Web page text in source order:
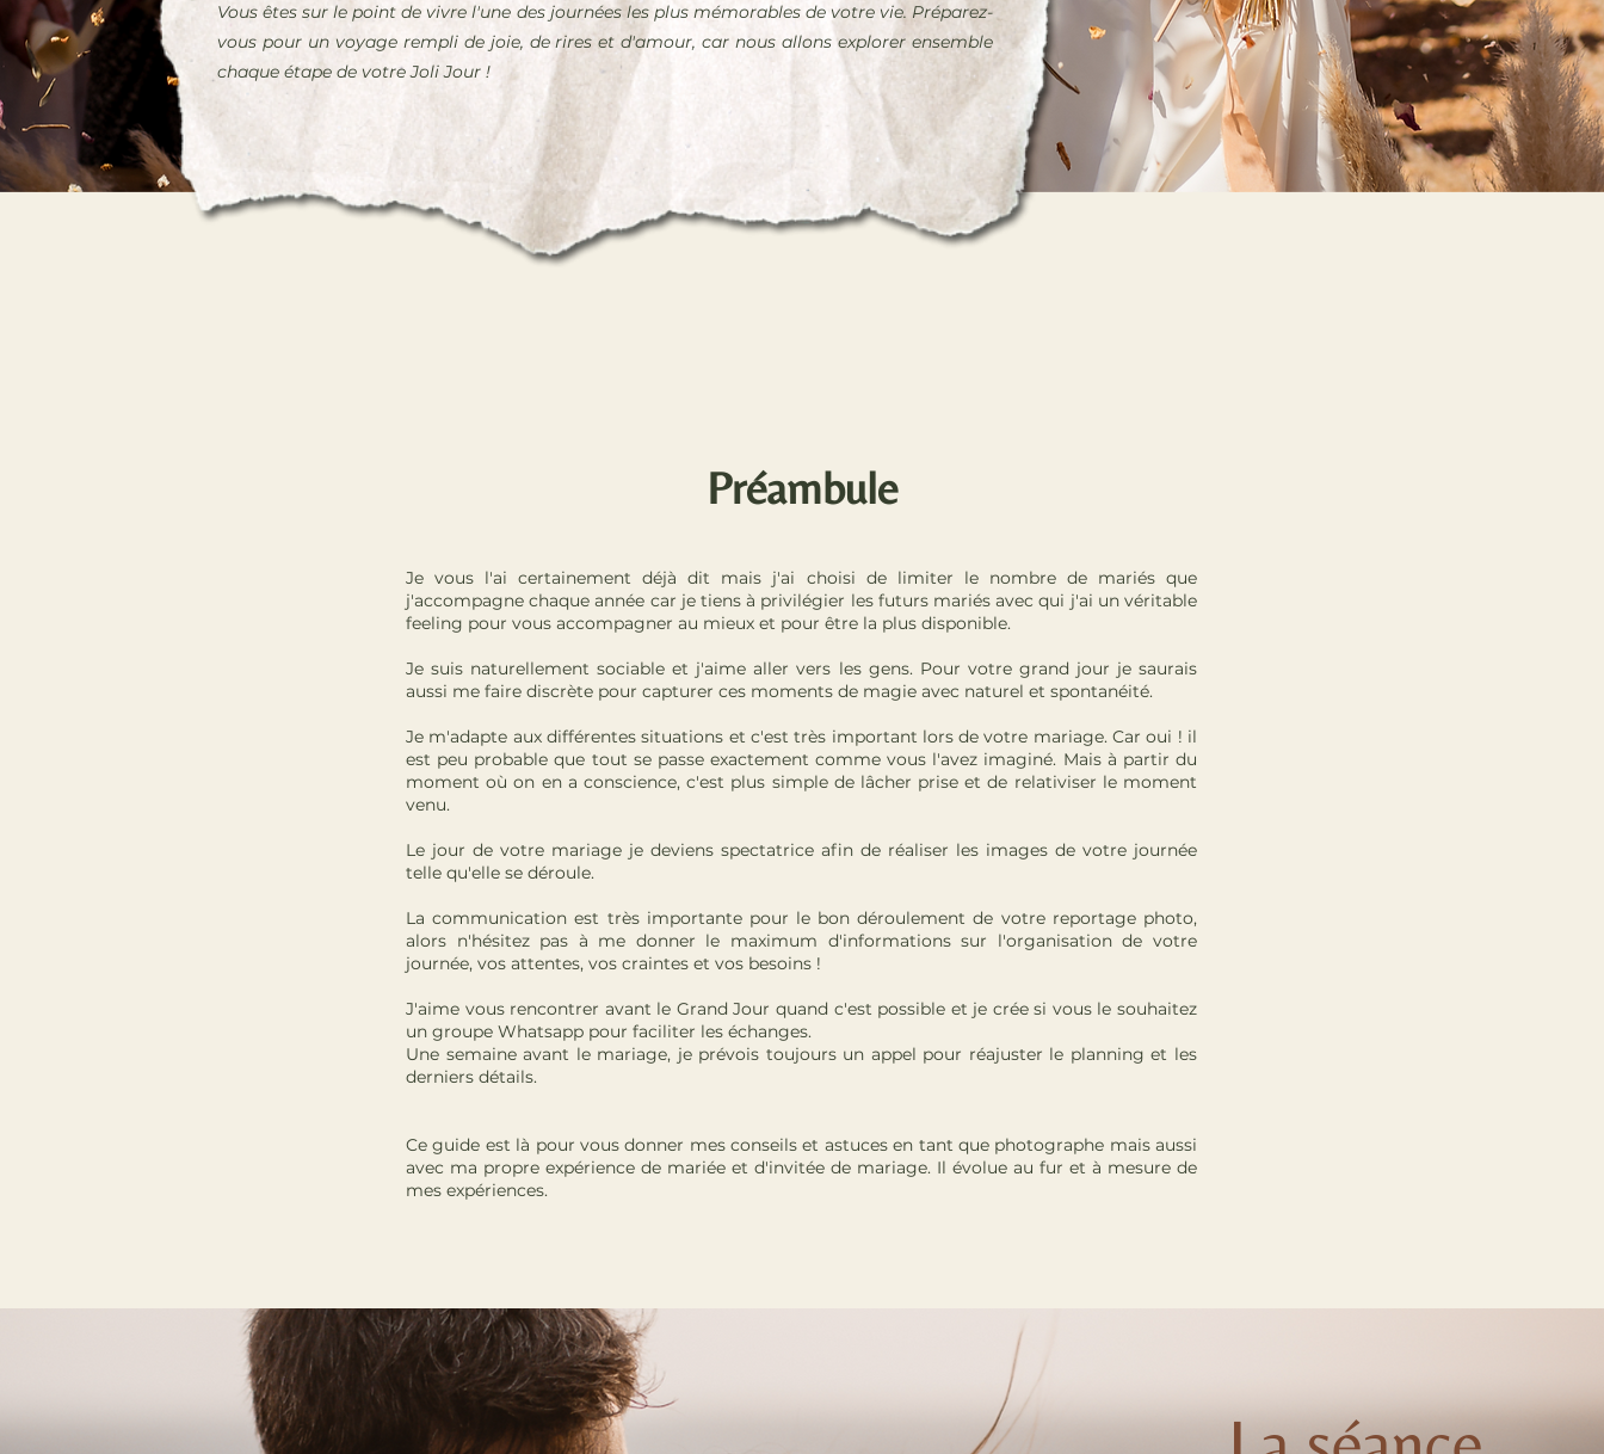
Vous êtes sur le point de vivre l'une des journées les plus mémorables de votre vie. Préparez-
vous pour un voyage rempli de joie, de rires et d'amour, car nous allons explorer ensemble
chaque étape de votre Joli Jour !
Préambule
Je vous l'ai certainement déjà dit mais j'ai choisi de limiter le nombre de mariés que
j'accompagne chaque année car je tiens à privilégier les futurs mariés avec qui j'ai un véritable
feeling pour vous accompagner au mieux et pour être la plus disponible.
Je suis naturellement sociable et j'aime aller vers les gens. Pour votre grand jour je saurais
aussi me faire discrète pour capturer ces moments de magie avec naturel et spontanéité.
Je m'adapte aux différentes situations et c'est très important lors de votre mariage. Car oui ! il
est peu probable que tout se passe exactement comme vous l'avez imaginé. Mais à partir du
moment où on en a conscience, c'est plus simple de lâcher prise et de relativiser le moment
venu.
Le jour de votre mariage je deviens spectatrice afin de réaliser les images de votre journée
telle qu'elle se déroule.
La communication est très importante pour le bon déroulement de votre reportage photo,
alors n'hésitez pas à me donner le maximum d'informations sur l'organisation de votre
journée, vos attentes, vos craintes et vos besoins !
J'aime vous rencontrer avant le Grand Jour quand c'est possible et je crée si vous le souhaitez
un groupe Whatsapp pour faciliter les échanges.
Une semaine avant le mariage, je prévois toujours un appel pour réajuster le planning et les
derniers détails.
Ce guide est là pour vous donner mes conseils et astuces en tant que photographe mais aussi
avec ma propre expérience de mariée et d'invitée de mariage. Il évolue au fur et à mesure de
mes expériences.